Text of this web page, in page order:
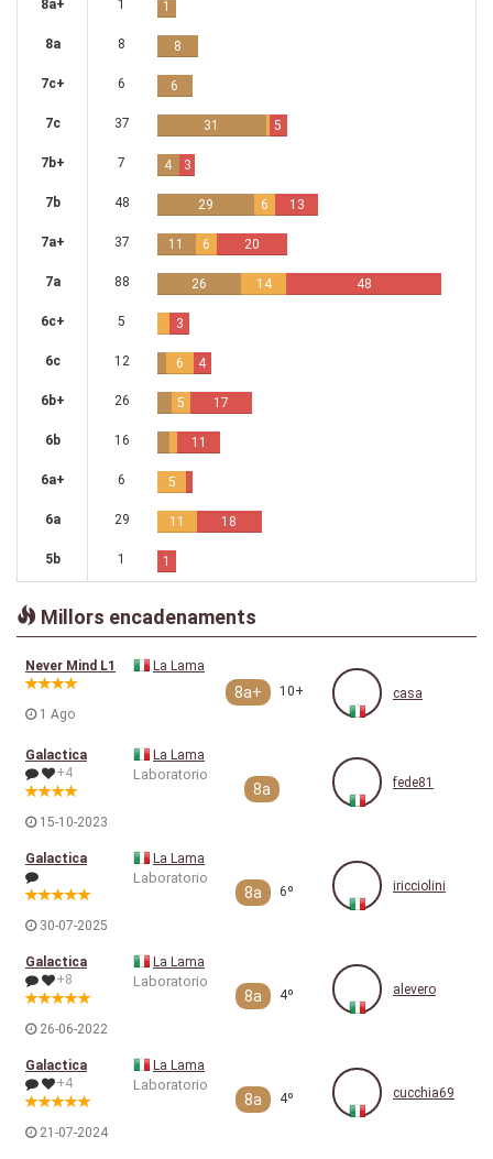
8a+ 1 1
8a 8 8
7c+ 6 6
7c 37 31 5
7b+ 7 4 3
7b 48 29 6 13
7a+ 37 11 6 20
7a 88 26 14 48
6c+ 5 3
6c 12 6 4
6b+ 26 5 17
6b 16 11
6a+ 6 5
6a 29 11 18
5b 1 1
Millors encadenaments
Never Mind L1
1 Ago
La Lama
8a+ 10+ casa
Galactica
+4
15-10-2023
La Lama
Laboratorio
8a fede81
Galactica
30-07-2025
La Lama
Laboratorio
8a 6º iricciolini
Galactica
+8
26-06-2022
La Lama
Laboratorio
8a 4º alevero
Galactica
+4
21-07-2024
La Lama
Laboratorio
8a 4º cucchia69